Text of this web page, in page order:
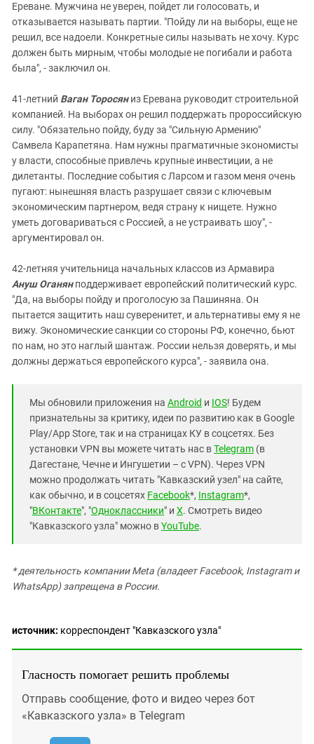
Ереване. Мужчина не уверен, пойдет ли голосовать, и
отказывается называть партии. "Пойду ли на выборы, еще не
решил, все надоели. Конкретные силы называть не хочу. Курс
должен быть мирным, чтобы молодые не погибали и работа
была", - заключил он.
41-летний Ваган Торосяниз Еревана руководит строительной
компанией. На выборах он решил поддержать пророссийскую
силу. "Обязательно пойду, буду за "Сильную Армению"
Самвела Карапетяна. Нам нужны прагматичные экономисты
у власти, способные привлечь крупные инвестиции, а не
дилетанты. Последние события с Ларсом и газом меня очень
пугают: нынешняя власть разрушает связи с ключевым
экономическим партнером, ведя страну к нищете. Нужно
уметь договариваться с Россией, а не устраивать шоу", -
аргументировал он.
42-летняя учительница начальных классов из Армавира
Ануш Оганянподдерживает европейский политический курс.
"Да, на выборы пойду и проголосую за Пашиняна. Он
пытается защитить наш суверенитет, и альтернативы ему я не
вижу. Экономические санкции со стороны РФ, конечно, бьют
по нам, но это наглый шантаж. России нельзя доверять, и мы
должны держаться европейского курса", - заявила она.
Мы обновили приложения на Android и IOS! Будем
признательны за критику, идеи по развитию как в Google
Play/App Store, так и на страницах КУ в соцсетях. Без
установки VPN вы можете читать нас вTelegram (в
Дагестане, Чечне и Ингушетии – с VPN). Через VPN
можно продолжать читать "Кавказский узел" на сайте,
как обычно, и в соцсетях Facebook*, Instagram*,
"ВКонтакте", "Одноклассники" и X. Смотреть видео
"Кавказского узла" можно вYouTube.
* деятельность компании Meta (владеет Facebook, Instagram и
WhatsApp) запрещена в России.
источник: корреспондент "Кавказского узла"
Гласность помогает решить проблемы
Отправь сообщение, фото и видео через бот
«Кавказского узла» в Telegram